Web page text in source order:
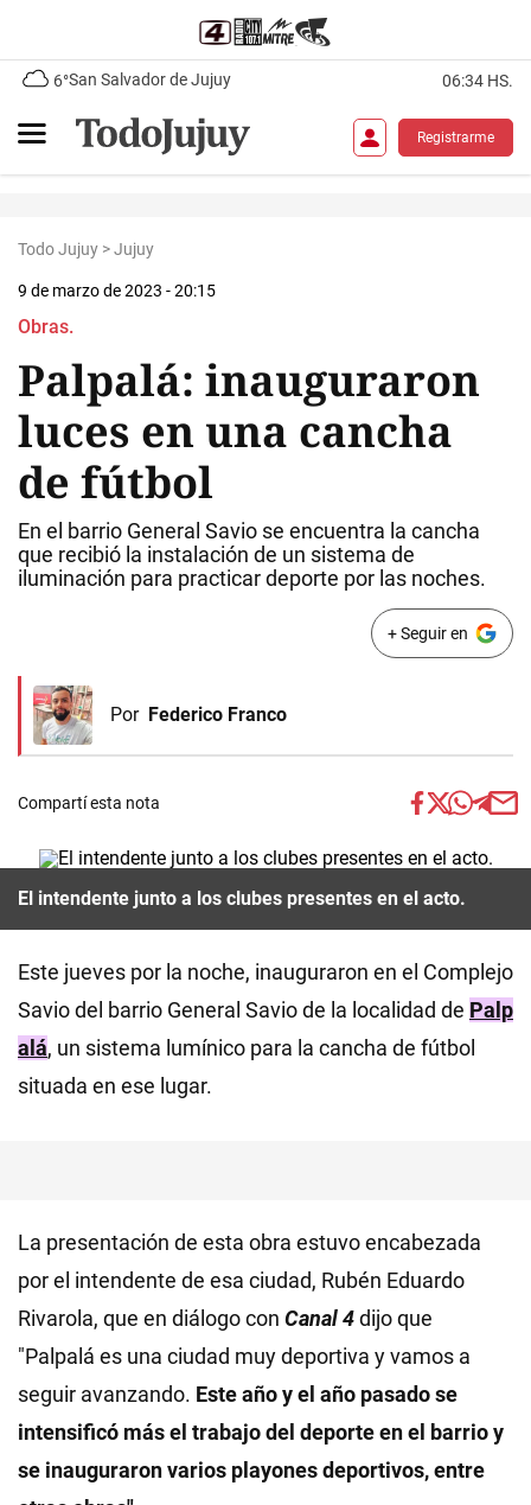
6°San Salvador de Jujuy 06:34 HS.
Registrarme
Todo Jujuy >Jujuy
9 de marzo de 2023 - 20:15
Obras.
Palpalá: inauguraron
luces en una cancha
de fútbol
En el barrio General Savio se encuentra la cancha
que recibió la instalación de un sistema de
iluminación para practicar deporte por las noches.
+ Seguir en
Por Federico Franco
Compartí esta nota
El intendente junto a los clubes presentes en el acto.
Este jueves por la noche, inauguraron en el Complejo
Savio del barrio General Savio de la localidad de Palp
alá, un sistema lumínico para la cancha de fútbol
situada en ese lugar.
La presentación de esta obra estuvo encabezada
por el intendente de esa ciudad, Rubén Eduardo
Rivarola, que en diálogo con Canal 4dijo que
"Palpalá es una ciudad muy deportiva y vamos a
seguir avanzando. Este año y el año pasado se
intensificó más el trabajo del deporte en el barrio y
se inauguraron varios playones deportivos, entre